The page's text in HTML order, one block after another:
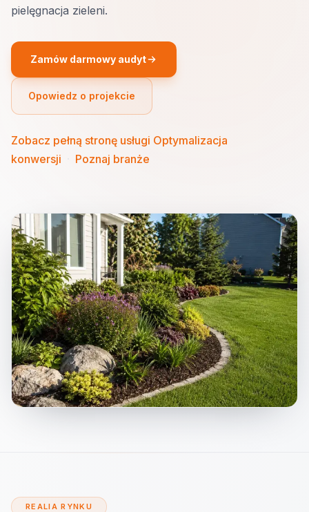
pielęgnacja zieleni.
Zamów darmowy audyt
Opowiedz o projekcie
Zobacz pełną stronę usługi Optymalizacja
konwersji
Poznaj branże
REALIA RYNKU